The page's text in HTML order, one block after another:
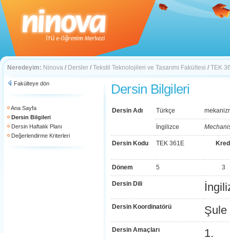
Neredeyim: Ninova / Dersler / Tekstil Teknolojileri ve Tasarımı Fakültesi / TEK
Fakülteye dön
Ana Sayfa
Dersin Bilgileri
Dersin Haftalık Planı
Değerlendirme Kriterleri
Dersin Bilgileri
Dersin Adı Türkçe
İngilizce
Dersin Kodu TEK 361E
Dönem 5 3
Dersin Dili
Dersin Koordinatörü Şule
Dersin Amaçları
1.